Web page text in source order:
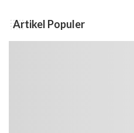
Artikel Populer